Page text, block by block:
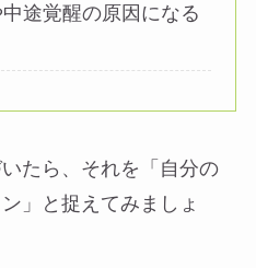
途覚醒の原因になる
たら、それを「自分の
」と捉えてみましょ